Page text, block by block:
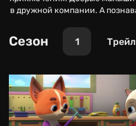
в дружной компании. А
разных явлениях
Сезон 1